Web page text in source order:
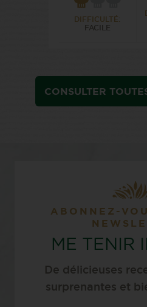
DIFFICULTÉ:
FACILE
CONSULTER
ABONNEZ-
ME TENIR
De délicieuses
surprenantes et